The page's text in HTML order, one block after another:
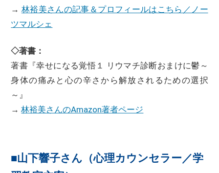
→ 林裕美さんの記事＆プロフィールはこちら／ノー
ツマルシェ
◇著書：
著書『幸せになる覚悟１ リウマチ診断おまけに鬱～
身体の痛みと心の辛さから解放されるための選択
～』
→林裕美さんのAmazon著者ページ
■山下響子さん（心理カウンセラー／学